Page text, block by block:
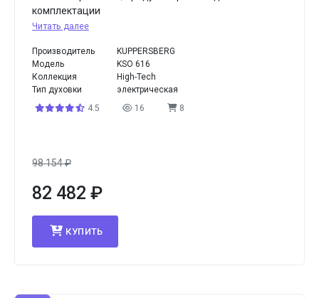
комплектации
Читать далее
Производитель
KUPPERSBERG
Модель
KSO 616
Коллекция
High-Tech
Тип духовки
электрическая
4.5
16 8
98 154₽
82 482 ₽
КУПИТЬ